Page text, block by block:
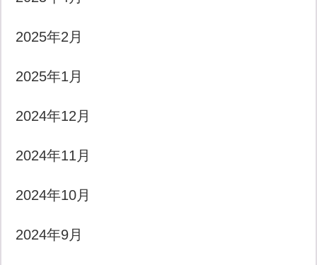
2025年2月
2025年1月
2024年12月
2024年11月
2024年10月
2024年9月